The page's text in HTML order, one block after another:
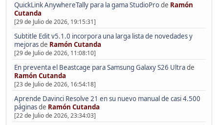
QuickLink AnywhereTally para la gama StudioProde Ramón
Cutanda
[29 de Julio de 2026, 19:15:31]
Subtitle Edit v5.1.0 incorpora una larga lista de novedades y
mejorasde Ramón Cutanda
[29 de Julio de 2026, 11:08:10]
En preventa el Beastcage para Samsung Galaxy S26 Ultrade
Ramón Cutanda
[23 de Julio de 2026, 16:54:18]
Aprende Davinci Resolve 21 en su nuevo manual de casi 4.500
páginasde Ramón Cutanda
[22 de Julio de 2026, 23:34:03]